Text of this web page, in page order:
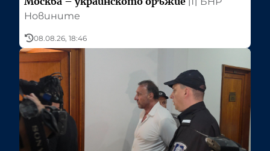
Новините
08.08.26, 18:46